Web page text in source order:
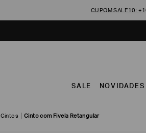
CUPOM SALE10:
SALE NOVIDADES
Cintos Cinto com Fivela Retangular